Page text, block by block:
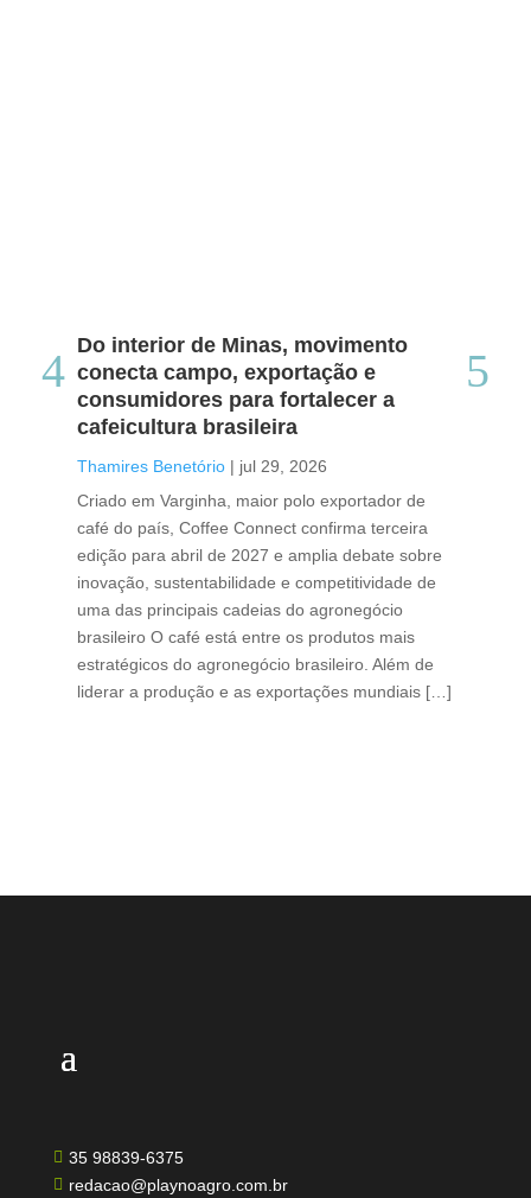
Do interior de Minas, movimento
conecta campo, exportação e
consumidores para fortalecer a
cafeicultura brasileira
Thamires Benetório | jul 29, 2026
Criado em Varginha, maior polo exportador de
café do país, Coffee Connect confirma terceira
edição para abril de 2027 e amplia debate sobre
inovação, sustentabilidade e competitividade de
uma das principais cadeias do agronegócio
brasileiro O café está entre os produtos mais
estratégicos do agronegócio brasileiro. Além de
liderar a produção e as exportações mundiais […]
 35 98839-6375
 redacao@playnoagro.com.br